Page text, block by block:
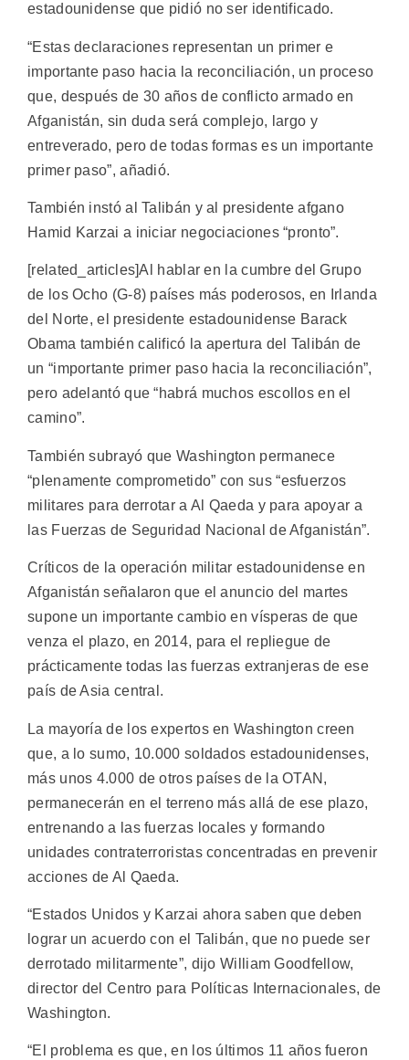
estadounidense que pidió no ser identificado.
“Estas declaraciones representan un primer e
importante paso hacia la reconciliación, un proceso
que, después de 30 años de conflicto armado en
Afganistán, sin duda será complejo, largo y
entreverado, pero de todas formas es un importante
primer paso”, añadió.
También instó al Talibán y al presidente afgano
Hamid Karzai a iniciar negociaciones “pronto”.
[related_articles]Al hablar en la cumbre del Grupo
de los Ocho (G-8) países más poderosos, en Irlanda
del Norte, el presidente estadounidense Barack
Obama también calificó la apertura del Talibán de
un “importante primer paso hacia la reconciliación”,
pero adelantó que “habrá muchos escollos en el
camino”.
También subrayó que Washington permanece
“plenamente comprometido” con sus “esfuerzos
militares para derrotar a Al Qaeda y para apoyar a
las Fuerzas de Seguridad Nacional de Afganistán”.
Críticos de la operación militar estadounidense en
Afganistán señalaron que el anuncio del martes
supone un importante cambio en vísperas de que
venza el plazo, en 2014, para el repliegue de
prácticamente todas las fuerzas extranjeras de ese
país de Asia central.
La mayoría de los expertos en Washington creen
que, a lo sumo, 10.000 soldados estadounidenses,
más unos 4.000 de otros países de la OTAN,
permanecerán en el terreno más allá de ese plazo,
entrenando a las fuerzas locales y formando
unidades contraterroristas concentradas en prevenir
acciones de Al Qaeda.
“Estados Unidos y Karzai ahora saben que deben
lograr un acuerdo con el Talibán, que no puede ser
derrotado militarmente”, dijo William Goodfellow,
director del Centro para Políticas Internacionales, de
Washington.
“El problema es que, en los últimos 11 años fueron